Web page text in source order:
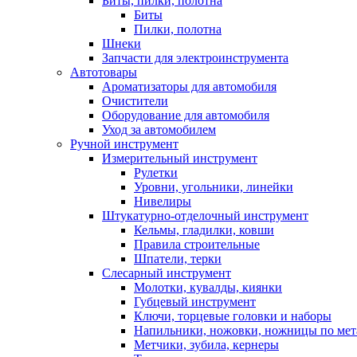
Биты
Пилки, полотна
Шнеки
Запчасти для электроинструмента
Автотовары
Ароматизаторы для автомобиля
Очистители
Оборудование для автомобиля
Уход за автомобилем
Ручной инструмент
Измерительный инструмент
Рулетки
Уровни, угольники, линейки
Нивелиры
Штукатурно-отделочный инструмент
Кельмы, гладилки, ковши
Правила строительные
Шпатели, терки
Слесарный инструмент
Молотки, кувалды, киянки
Губцевый инструмент
Ключи, торцевые головки и наборы
Напильники, ножовки, ножницы по
Метчики, зубила, кернеры